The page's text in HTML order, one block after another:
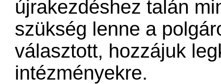
újrakezdéshez talán
szükség lenne a
választott, hozzájuk
intézményekre.